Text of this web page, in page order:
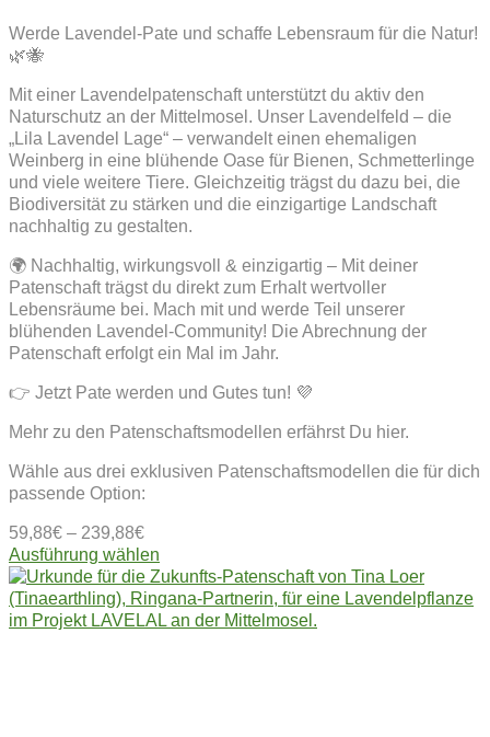
Werde Lavendel-Pate und schaffe Lebensraum für die Natur!
🌿🐝
Mit einer Lavendelpatenschaft unterstützt du aktiv den
Naturschutz an der Mittelmosel. Unser Lavendelfeld – die
„Lila Lavendel Lage“ – verwandelt einen ehemaligen
Weinberg in eine blühende Oase für Bienen, Schmetterlinge
und viele weitere Tiere. Gleichzeitig trägst du dazu bei, die
Biodiversität zu stärken und die einzigartige Landschaft
nachhaltig zu gestalten.
🌍 Nachhaltig, wirkungsvoll & einzigartig – Mit deiner
Patenschaft trägst du direkt zum Erhalt wertvoller
Lebensräume bei. Mach mit und werde Teil unserer
blühenden Lavendel-Community! Die Abrechnung der
Patenschaft erfolgt ein Mal im Jahr.
👉 Jetzt Pate werden und Gutes tun! 💜
Mehr zu den Patenschaftsmodellen erfährst Du hier.
Wähle aus drei exklusiven Patenschaftsmodellen die für dich
passende Option:
59,88€ – 239,88€
Ausführung wählen
Produkt
weist
mehrere